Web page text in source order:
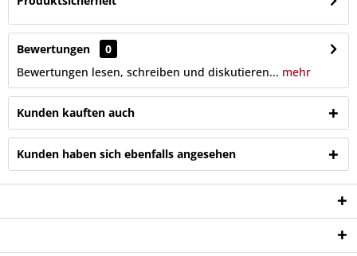
Bewertungen
0
Bewertungen lesen, schreiben und diskutieren... mehr
Kunden kauften auch
Kunden haben sich ebenfalls angesehen